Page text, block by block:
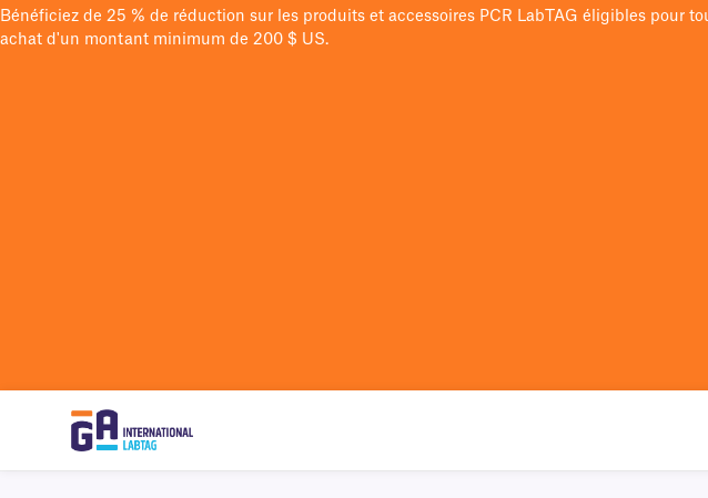
Bénéficiez de 25 % de réduction sur les produits et accessoires PCR LabTAG éligibles pour
achat d'un montant minimum de 200 $ US.